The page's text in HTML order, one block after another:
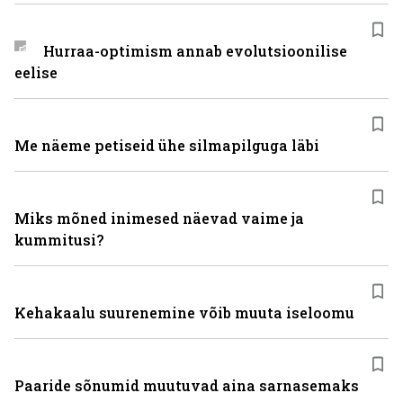
Hurraa-optimism annab evolutsioonilise
eelise
Me näeme petiseid ühe silmapilguga läbi
Miks mõned inimesed näevad vaime ja
kummitusi?
Kehakaalu suurenemine võib muuta iseloomu
Paaride sõnumid muutuvad aina sarnasemaks